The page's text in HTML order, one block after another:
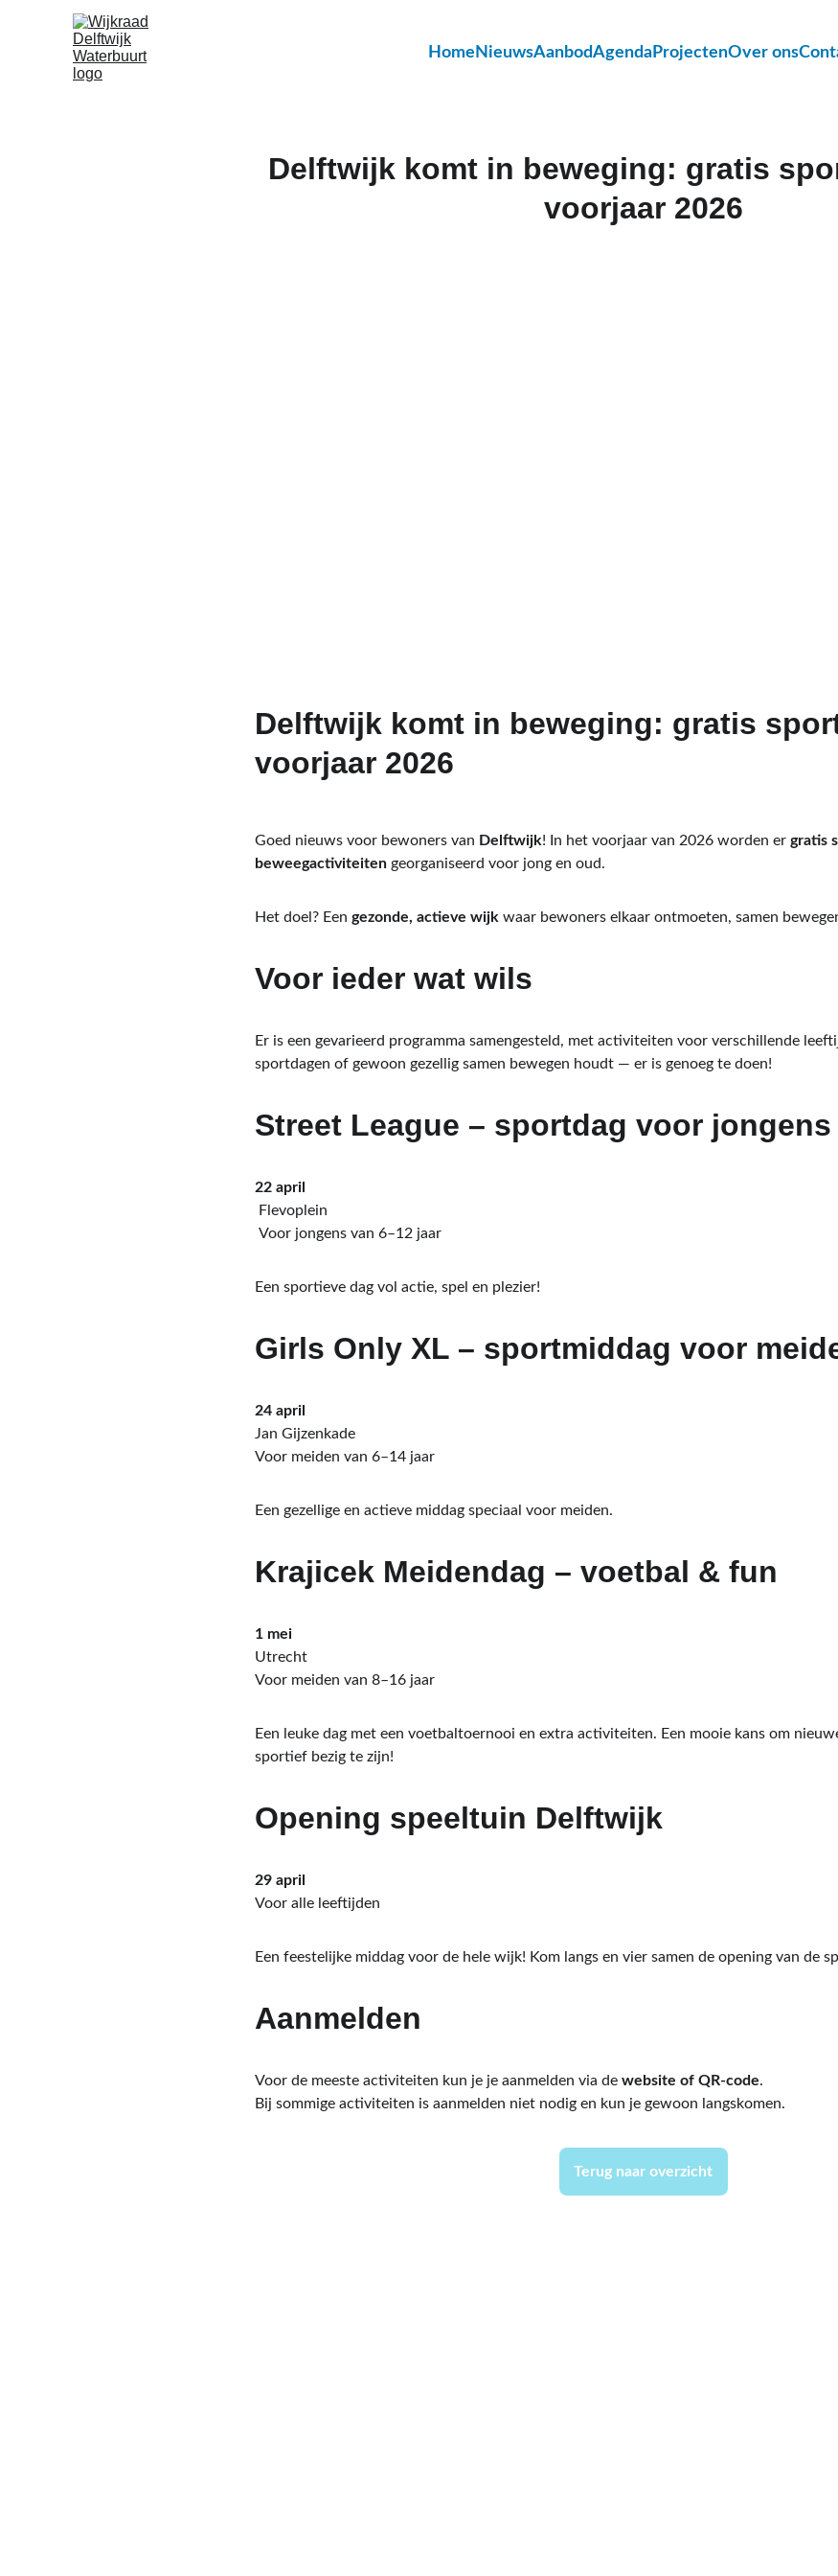
Home NieuwsAanbodAgendaProjectenOver ons
Delftwijk komt in beweging: gratis
voorjaar 2026
Delftwijk komt in beweging: gratis
voorjaar 2026
Goed nieuws voor bewoners van Delftwijk! In het voorjaar van 2026 worden er gratis
beweegactiviteiten georganiseerd voor jong en oud.
Het doel? Een gezonde, actieve wijk waar bewoners elkaar ontmoeten, samen
Voor ieder wat wils
Er is een gevarieerd programma samengesteld, met activiteiten voor verschillende
sportdagen of gewoon gezellig samen bewegen houdt — er is genoeg te doen!
Street League – sportdag voor jongens
22 april
Flevoplein
Voor jongens van 6–12 jaar
Een sportieve dag vol actie, spel en plezier!
Girls Only XL – sportmiddag voor
24 april
Jan Gijzenkade
Voor meiden van 6–14 jaar
Een gezellige en actieve middag speciaal voor meiden.
Krajicek Meidendag – voetbal & fun
1 mei
Utrecht
Voor meiden van 8–16 jaar
Een leuke dag met een voetbaltoernooi en extra activiteiten. Een mooie kans om
sportief bezig te zijn!
Opening speeltuin Delftwijk
29 april
Voor alle leeftijden
Een feestelijke middag voor de hele wijk! Kom langs en vier samen de opening van de
Aanmelden
Voor de meeste activiteiten kun je je aanmelden via de website of QR-code.
Bij sommige activiteiten is aanmelden niet nodig en kun je gewoon langskomen.
Terug naar overzicht